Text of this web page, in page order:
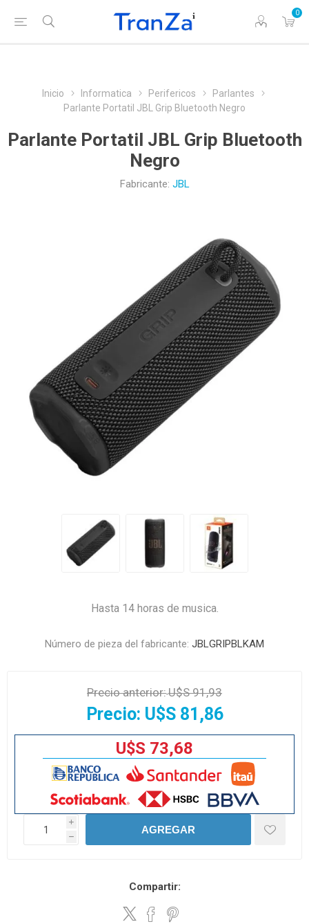
0
Inicio Informatica Perifericos
Parlantes
Parlante Portatil JBL Grip Bluetooth Negro
Parlante Portatil JBL Grip Bluetooth
Negro
Fabricante: JBL
Hasta 14 horas de musica.
Número de pieza del fabricante: JBLGRIPBLKAM
Precio anterior:U$S 91,93
Precio: U$S 81,86
U$S 73,68
i
h
AGREGAR
Compartir: